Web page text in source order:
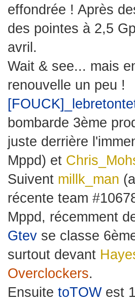
effondrée ! Après
des pointes à 2,5
avril.
Wait & see... mais
renouvelle un peu !
bombarde 3ème
juste derrière
Mppd) et
Suivent millk_man
récente team
Mppd, récemment
Gtevse classe
surtout devant
Overclockers.
Ensuite toTOWest